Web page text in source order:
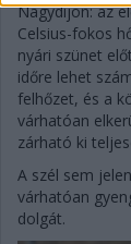
Nagydíjon: az
Celsius-fokos
nyári szünet
időre lehet
felhőzet, és a
várhatóan
zárható ki
A szél sem
várhatóan
dolgát.